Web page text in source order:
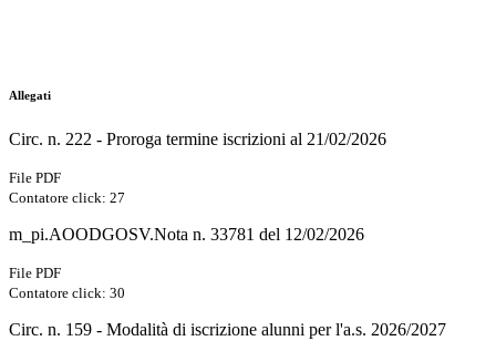
Allegati
Circ. n. 222 - Proroga termine iscrizioni al 21/02/2026
File PDF
Contatore click: 27
m_pi.AOODGOSV.Nota n. 33781 del 12/02/2026
File PDF
Contatore click: 30
Circ. n. 159 - Modalità di iscrizione alunni per l'a.s. 2026/2027